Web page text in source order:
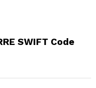
SWIFT Code